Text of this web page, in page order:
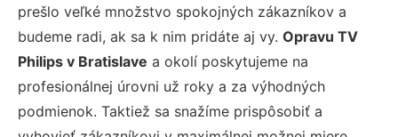
prešlo veľké množstvo spokojných zákazníkov a
budeme radi, ak sa k nim pridáte aj vy. Opravu TV
Philips v Bratislave a okolí poskytujeme na
profesionálnej úrovni už roky a za výhodných
podmienok. Taktiež sa snažíme prispôsobiť a